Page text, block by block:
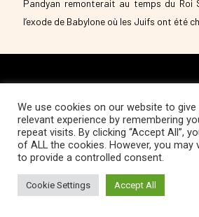
Pandyan remonterait au temps du Roi
l’exode de Babylone où les Juifs ont été
Copyright © 2022
rights reserved
We use cookies on our website to
relevant experience by remembering
repeat visits. By clicking “Accept All”,
of ALL the cookies. However, you may
to provide a controlled consent.
Cookie Settings Accept All